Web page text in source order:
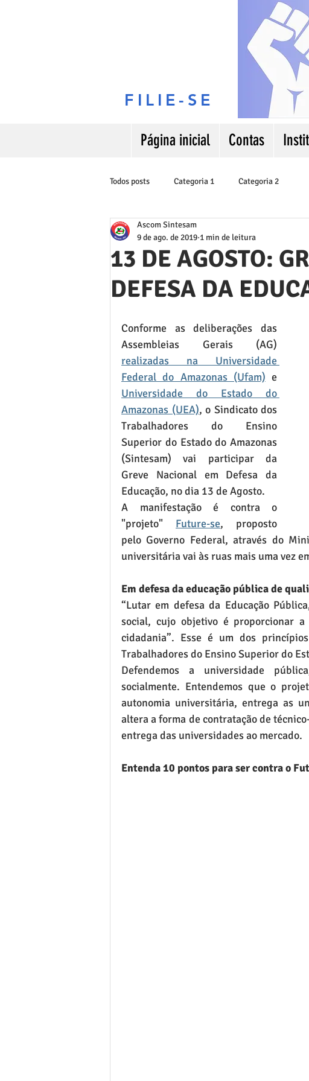
FILIE-SE
Página inicial Contas
Todos posts Categoria 1 Categoria 2
13 DE AGOSTO:
DEFESA DA
Ascom Sintesam
9 de ago. de 2019 1 min de leitura
Conforme as deliberações das
realizadas na Universidade
Federal do Amazonas (Ufam)
Universidade do Estado do
Amazonas (UEA), o Sindicato dos
Trabalhadores do Ensino
Superior do Estado do Amazonas
(Sintesam) vai participar da
Greve Nacional em Defesa da
Educação, no dia 13 de Agosto.
A manifestação é contra o
"projeto" Future-se, proposto
pelo Governo Federal, através do
universitária vai às ruas mais uma vez
Em defesa da educação pública de
“Lutar em defesa da Educação
social, cujo objetivo é proporcionar
cidadania”. Esse é um dos
Trabalhadores do Ensino Superior do
Defendemos a universidade
socialmente. Entendemos que o
autonomia universitária, entrega as
altera a forma de contratação de
entrega das universidades ao mercado.
Entenda 10 pontos para ser contra o